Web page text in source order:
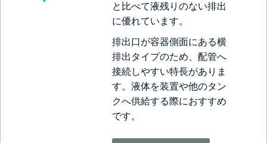
と比べて液残りのない排出
に優れています。
排出口が容器側面にある横
排出タイプのため、配管へ
接続しやすい特長がありま
す。液体を装置や他のタン
クへ供給する際におすすめ
です。